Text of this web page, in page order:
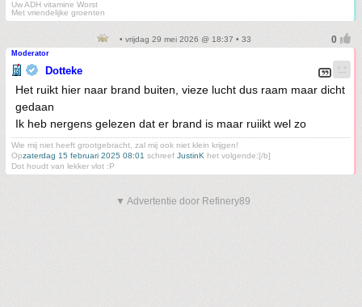
Uw ADH vitamine Worst
Met vriendelijke groenten
• vrijdag 29 mei 2026 @ 18:37 • 33
Moderator
Dotteke
Het ruikt hier naar brand buiten, vieze lucht dus raam maar dicht
gedaan
Ik heb nergens gelezen dat er brand is maar ruiikt wel zo
Wie mij niet heeft grootgebracht, zal mij ook niet klein krijgen!
Opzaterdag 15 februari 2025 08:01 schreef JustinK het volgende:[/b]
Dot houdt van lekker vlot :P
▼ Advertentie door Refinery89